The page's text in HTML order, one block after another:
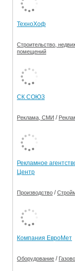
ТехноХоф
Строительство,
помещений
СК СОЮЗ
Реклама, СМИ /
Рекламное
Центр
Производство /
Компания ЕвроМет
Оборудование /